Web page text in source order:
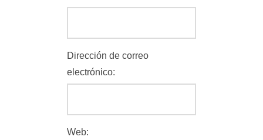
Dirección de correo
electrónico:
Web: